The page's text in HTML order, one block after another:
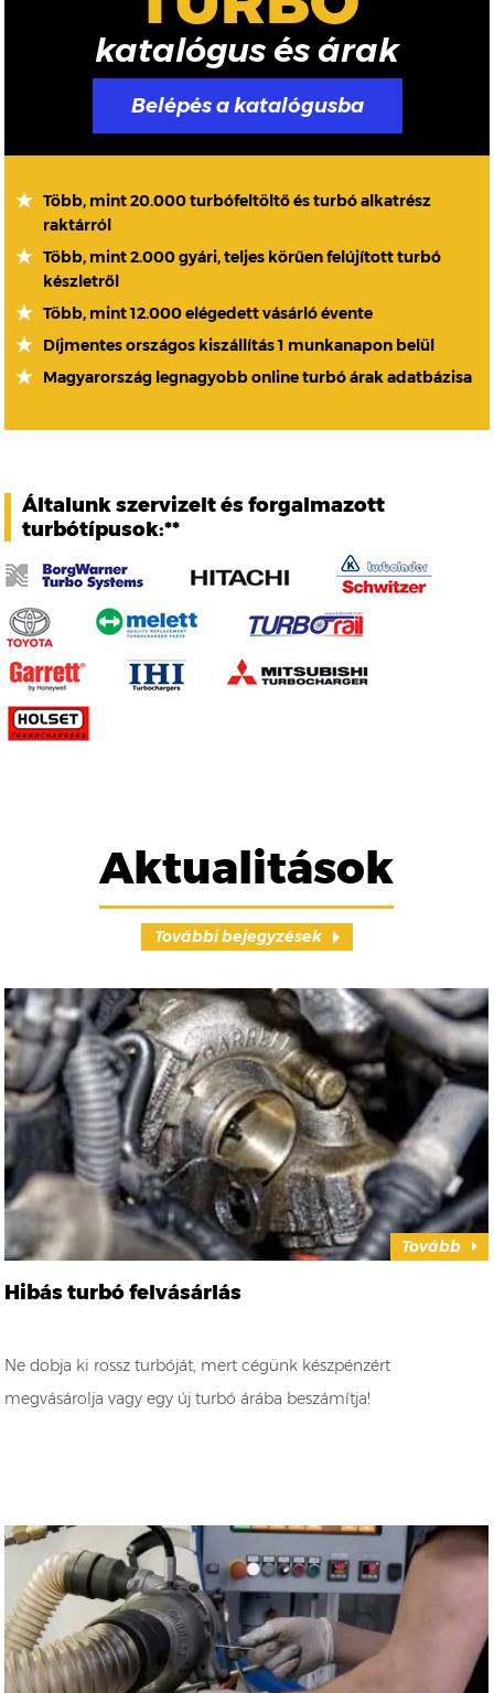
katalógus és árak
Belépés a katalógusba
Több, mint 20.000 turbófeltöltő és turbó alkatrész
raktárról
Több, mint 2.000 gyári, teljes körűen felújított turbó
készletről
Több, mint 12.000 elégedett vásárló évente
Díjmentes országos kiszállítás 1 munkanapon belül
Magyarország legnagyobb online turbó árak adatbázisa
Általunk szervizelt és forgalmazott
turbótípusok:**
Aktualitások
További bejegyzések
Tovább
Hibás turbó felvásárlás
Ne dobja ki rossz turbóját, mert cégünk készpénzért
megvásárolja vagy egy új turbó árába beszámítja!